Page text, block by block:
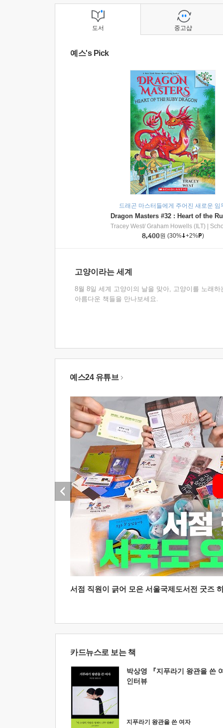
도서
예스's Pick
드래곤 마스터들에게 주어진 새로운 임
Tracey West/ Graham Howells (ILT)
8,400원 (30% +2% )
고양이라는 세계
8월 8일 세계 고양이의 날을 맞아, 고양이를 노래하
아름다운 책들을 만나보세요.
중고샵
예스24 유튜브
서점 직원이 긁어 모은 서울국제도서전 굿즈
카드뉴스로 보는 책
박상영 『지푸라기 왕관을 쓴
인터뷰
지푸라기 왕관을 쓴 여자